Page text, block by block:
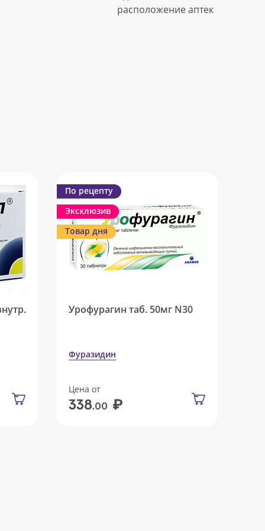
расположение аптек
По рецепту
Эксклюзив
Товар дня
Урофурагин таб. 50мг N30
Фуразидин
Цена от
338.00 ₽